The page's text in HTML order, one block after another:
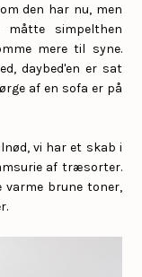
den har nu, men
simpelthen
mere til syne.
daybed'en er sat
af en sofa er på
vi har et skab i
af træsorter.
varme brune toner,